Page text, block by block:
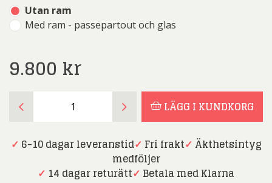
Utan ram
Med ram - passepartout och glas
9.800 kr
Wiik
Casinosviten
Portfölj
LÄGG I KUNDKORG
✓ 6-10 dagar leveranstid✓ Fri frakt✓ Äkthetsintyg
medföljer
✓ 14 dagar returätt✓ Betala med Klarna